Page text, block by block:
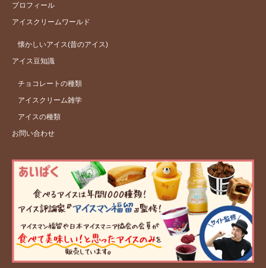
プロフィール
アイスクリームワールド
懐かしいアイス(昔のアイス)
アイス豆知識
チョコレートの種類
アイスクリーム雑学
アイスの種類
お問い合わせ